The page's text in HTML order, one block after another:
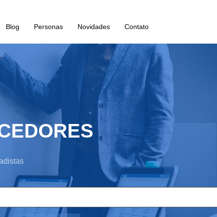
Blog Personas Novidades Contato